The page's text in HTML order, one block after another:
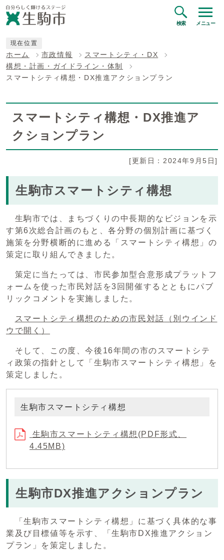
検索 メニュー
現在位置
ホーム 市政情報
スマートシティ・DX
構想・計画・ガイドライン・体制
スマートシティ構想・DX推進アクションプラン
スマートシティ構想・DX推進ア
クションプラン
[更新日：2024年9月5日]
生駒市スマートシティ構想
生駒市では、まちづくりの中長期的なビジョンを示
す第6次総合計画のもと、各分野の個別計画に基づく
施策を分野横断的に進める「スマートシティ構想」の
策定に取り組んできました。
策定に当たっては、市民参加型合意形成プラットフ
ォームを使った市民対話を3回開催するとともにパブ
リックコメントを実施しました。
スマートシティ構想のための市民対話
（別ウインド
ウで開く）
そして、この度、今後16年間の市のスマートシテ
ィ政策の指針として「生駒市スマートシティ構想」を
策定しました。
生駒市スマートシティ構想
生駒市スマートシティ構想(PDF形式、
4.45MB)
生駒市DX推進アクションプラン
「生駒市スマートシティ構想」に基づく具体的な事
業及び目標値等を示す、「生駒市DX推進アクション
プラン」を策定しました。